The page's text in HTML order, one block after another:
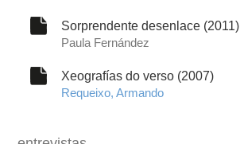
Sorprendente desenlace (2011)
Paula Fernández
Xeografías do verso (2007)
Requeixo, Armando